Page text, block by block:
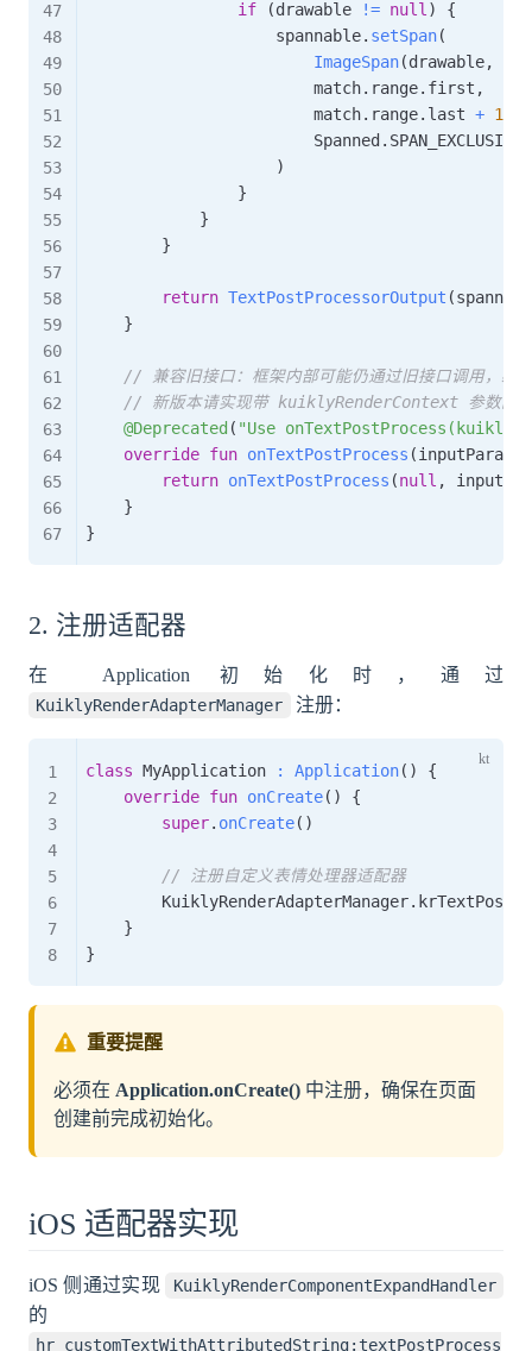
if (drawable != null)
{
                    spannable
. setSpan(
ImageSpan(drawable,
                        match
. range. first ,
                        match
. range. last + 1
                        Spanned
.
)
}
}
}
return TextPostProcessorOutput (
}
// 兼容旧接口：框架内部可能仍通过旧接口调用，必
// 新版本请实现带 kuiklyRenderContext 参数的
@Deprecated ( "Use
override fun onTextPostProcess (inputParams
return onTextPostProcess (null ,
}
}
2. 注册适配器
在 Application 初始化时，通过
KuiklyRenderAdapterManager 注册：
class MyApplication : Application( )
{
override fun onCreate( )
{
super. onCreate( )
// 注册自定义表情处理器适配器
        KuiklyRenderAdapterManager
.
}
}
重要提醒
必须在 Application.onCreate()中注册，确保在页面
创建前完成初始化。
iOS 适配器实现
iOS 侧通过实现 KuiklyRenderComponentExpandHandler
的
hr_customTextWithAttributedString:textPostProcess